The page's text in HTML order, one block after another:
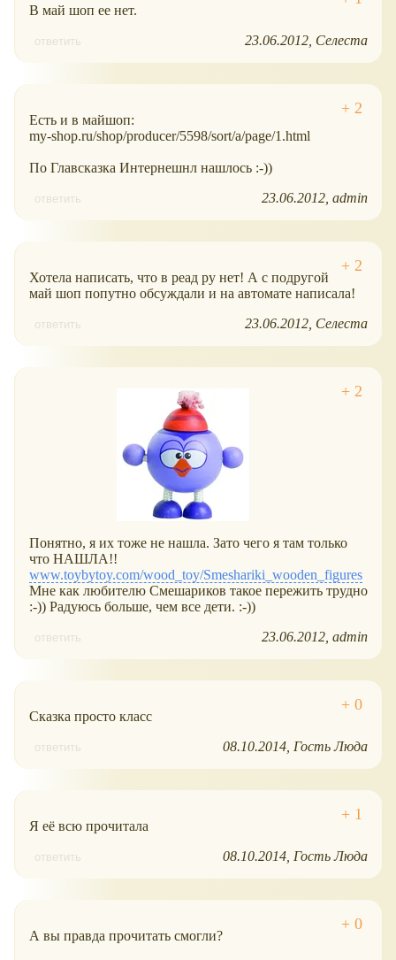
В май шоп ее нет.
ответить 23.06.2012 Селеста
Есть и в майшоп:
my-shop.ru/shop/producer/5598/sort/a/page/1.html
По Главсказка Интернешнл нашлось :-))
ответить 23.06.2012 admin
Хотела написать, что в реад ру нет! А с подругой
май шоп попутно обсуждали и на автомате написала!
ответить 23.06.2012 Селеста
Понятно, я их тоже не нашла. Зато чего я там только
что НАШЛА!!
www.toybytoy.com/wood_toy/Smeshariki_wooden_figures
Мне как любителю Смешариков такое пережить трудно
:-)) Радуюсь больше, чем все дети. :-))
ответить 23.06.2012 admin
Сказка просто класс
ответить 08.10.2014 Гость Люда
Я её всю прочитала
ответить 08.10.2014 Гость Люда
А вы правда прочитать смогли?